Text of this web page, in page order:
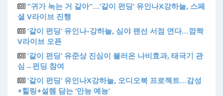
“귀가 녹는 거 같아”…‘같이 펀딩’ 유인나X강하늘, 스페
셜 V라이브 진행
‘같이 펀딩’ 유인나-강하늘, 심야 랜선 서점 연다…깜짝
V라이브 오픈
‘같이 펀딩’ 유준상 진심이 불러온 나비효과, 태극기 관
심→펀딩 참여
‘같이 펀딩’ 유인나X강하늘, 오디오북 프로젝트…감성
+힐링+설렘 담는 ‘만능 예능’